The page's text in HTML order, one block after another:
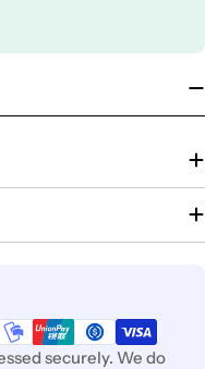
securely. We do